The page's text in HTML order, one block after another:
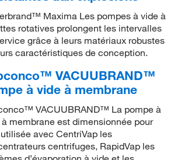
x10-4Torr(1)
de gaz), 9 Torr (avec ballast de
Maxima Les pompes à vide à
rotatives prolongent les intervalles
grâce à leurs matériaux robustes
caractéristiques de conception.
VACUUBRAND™
à vide à membrane
VACUUBRAND™ La pompe à
membrane est dimensionnée pour
avec CentriVap les
centrifuges, RapidVap les